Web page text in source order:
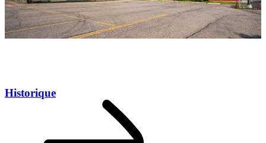
Historique